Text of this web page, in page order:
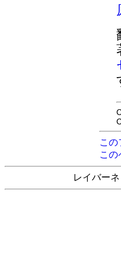
この
この
レイバー